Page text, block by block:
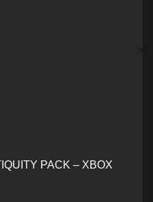
PACK – XBOX